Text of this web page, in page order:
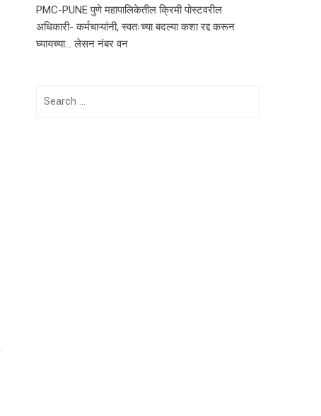
PMC-PUNE पुणे महापालिकेतील क्रिमी पोस्टवरील
अधिकारी- कर्मचाऱ्यांनी, स्वतःच्या बदल्या कशा रद्द करून
घ्यायच्या… लेसन नंबर वन